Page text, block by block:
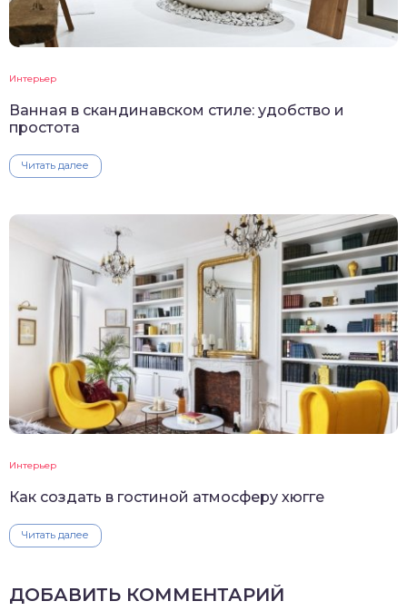
Интерьер
Ванная в скандинавском стиле: удобство и
простота
Читать далее
Интерьер
Как создать в гостиной атмосферу хюгге
Читать далее
ДОБАВИТЬ КОММЕНТАРИЙ